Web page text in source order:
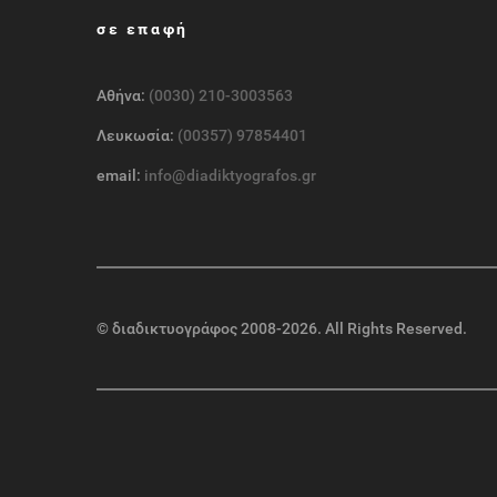
σε επαφή
Αθήνα: (0030) 210-3003563
Λευκωσία: (00357) 97854401
email: info@diadiktyografos.gr
©διαδικτυογράφος2008-2026. All Rights Reserved.